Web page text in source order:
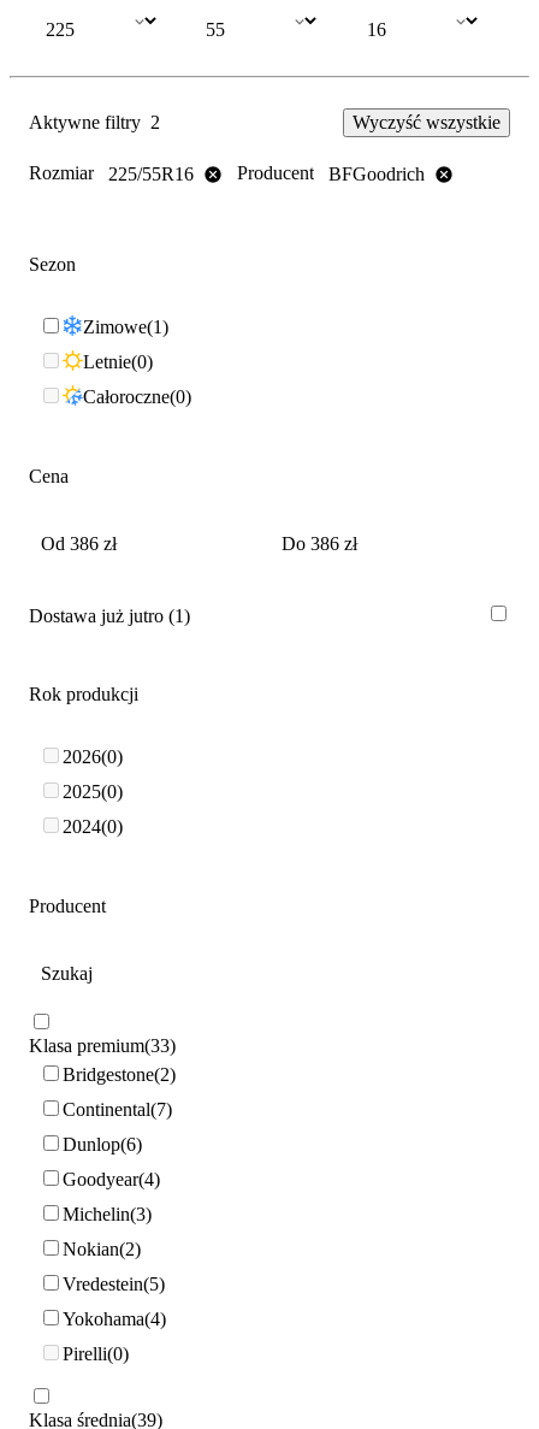
Aktywne filtry 2 Wyczyść wszystkie
Rozmiar 225/55R16 Producent BFGoodrich
Sezon
Zimowe 1
Letnie 0
Całoroczne 0
Cena
Dostawa już jutro 1
Rok produkcji
2026 0
2025 0
2024 0
Producent
Klasa premium 33
Bridgestone 2
Continental 7
Dunlop 6
Goodyear 4
Michelin 3
Nokian 2
Vredestein 5
Yokohama 4
Pirelli 0
Klasa średnia 39